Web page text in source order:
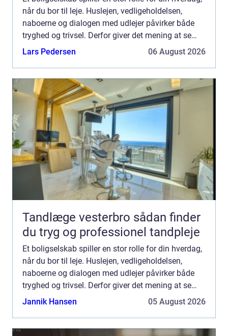
når du bor til leje. Huslejen, vedligeholdelsen,
naboerne og dialogen med udlejer påvirker både
tryghed og trivsel. Derfor giver det mening at se
nærmere på, hvad et...
Lars Pedersen 06 August 2026
Tandlæge vesterbro sådan finder
du tryg og professionel tandpleje
Et boligselskab spiller en stor rolle for din hverdag,
når du bor til leje. Huslejen, vedligeholdelsen,
naboerne og dialogen med udlejer påvirker både
tryghed og trivsel. Derfor giver det mening at se
nærmere på, hvad et...
Jannik Hansen 05 August 2026